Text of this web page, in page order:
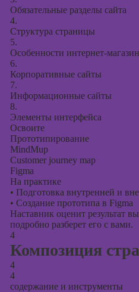
Обязательные разделы сайта
4.
Структура страницы
5.
Особенности интернет-
6.
Корпоративные сайты
7.
Информационные сайты
8.
Элементы интерфейса
Освоите
Прототипирование
MindMup
Customer journey map
Figma
На практике
• Подготовка внутренней и
• Создание прототипа в Figma
Наставник оценит результат
подробно разберет его с вами.
4
Композиция
4
4
содержание и инструменты